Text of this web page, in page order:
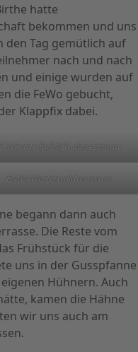
hatte
bekommen und uns
den Tag gemütlich auf
nach und nach
und einige wurden auf
die FeWo gebucht,
Klappfix dabei.
3 Rekorde farblich abgestimmt
BMW-Westerwaldmuseum
begann dann auch
Die Reste vom
Frühstück für die
uns in der Gusspfanne
Hühnern. Auch
kamen die Hähne
wir uns auch am